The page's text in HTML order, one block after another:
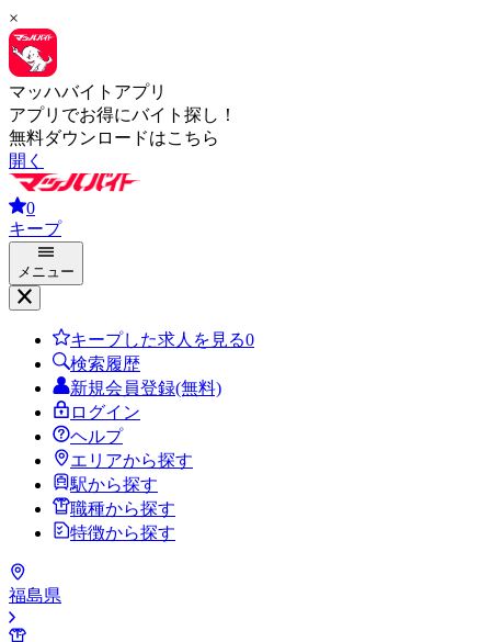
×
マッハバイトアプリ
アプリでお得にバイト探し！
無料ダウンロードはこちら
開く
0
キープ
メニュー
キープした求人を見る0
検索履歴
新規会員登録(無料)
ログイン
ヘルプ
エリアから探す
駅から探す
職種から探す
特徴から探す
福島県